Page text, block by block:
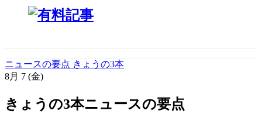
ニュースの要点 きょうの3本
8月 7 (金)
きょうの3本ニュースの要点